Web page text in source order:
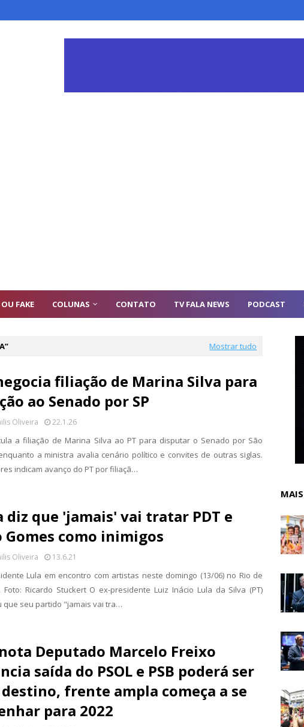
FAKE COLUNAS CONTATO TV FALA NEWS PODCAST
Mostrar tudo
filiação de Marina Silva para
ao Senado por SP
Oliveira 22.1.26
a filiação de Marina Silva ao PT para disputar o Senado por São
a ministra avalia cenário político e convites de outras siglas.
indicam avanço do PT por filiaçã…
diz que 'jamais' vai tratar PDT e
Gomes como inimigos
Oliveira 13.6.21
Lula em encontro com artistas neste domingo (13/06) no Rio de
Foto: Ricardo Stuckert O ex-presidente Luiz Inácio Lula da Silva (PT)
que seu partido "jamais vai tra…
Deputado Marcelo Freixo
saída do PSOL e PSB poderá ser
frente ampla começa a se
para 2022